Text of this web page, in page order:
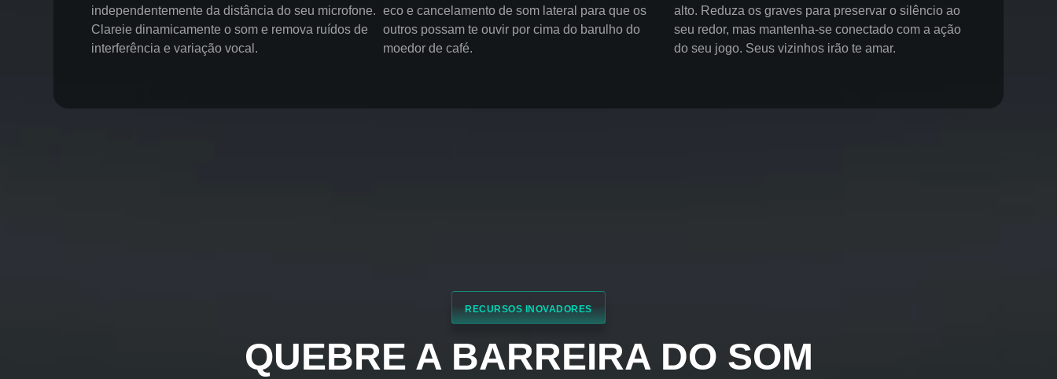
independentemente da distância do seu microfone.
Clareie dinamicamente o som e remova ruídos de
interferência e variação vocal.
eco e cancelamento de som lateral para que os
outros possam te ouvir por cima do barulho do
moedor de café.
alto. Reduza os graves para preservar o silêncio ao
seu redor, mas mantenha-se conectado com a ação
do seu jogo. Seus vizinhos irão te amar.
RECURSOS INOVADORES
QUEBRE A BARREIRA DO SOM